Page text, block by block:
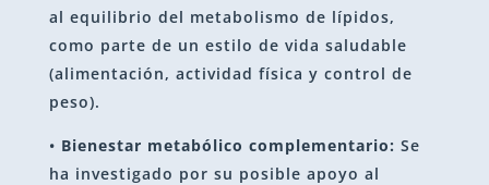
al equilibrio del metabolismo de lípidos,
como parte de un estilo de vida saludable
(alimentación, actividad física y control de
peso).
• Bienestar metabólico complementario: Se
ha investigado por su posible apoyo al